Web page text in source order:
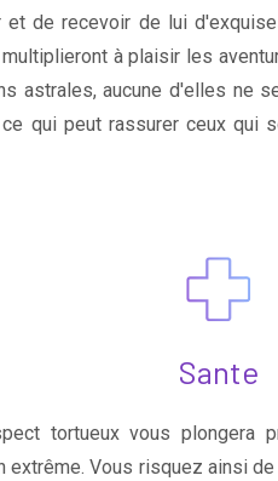
et de recevoir de lui
à plaisir les
astrales, aucune d'elles ne
ce qui peut rassurer ceux qui
Sante
tortueux vous plongera
extrême. Vous risquez ainsi